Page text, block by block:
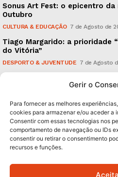
Gerir o
Para fornecer as melhores
cookies para armazenar e/ou aceder a
Consentir com essas tecnologias nos
comportamento de navegação ou IDs
consentir ou retirar o consentimento
recursos e funções.
Sonus Art Fest: o epicentro da
Outubro
CULTURA & EDUCAÇÃO 7 de Agosto de
Tiago Margarido: a prioridade
do Vitória”
DESPORTO & JUVENTUDE 7 de Agosto
caudais e antecipa situações
Subscreva